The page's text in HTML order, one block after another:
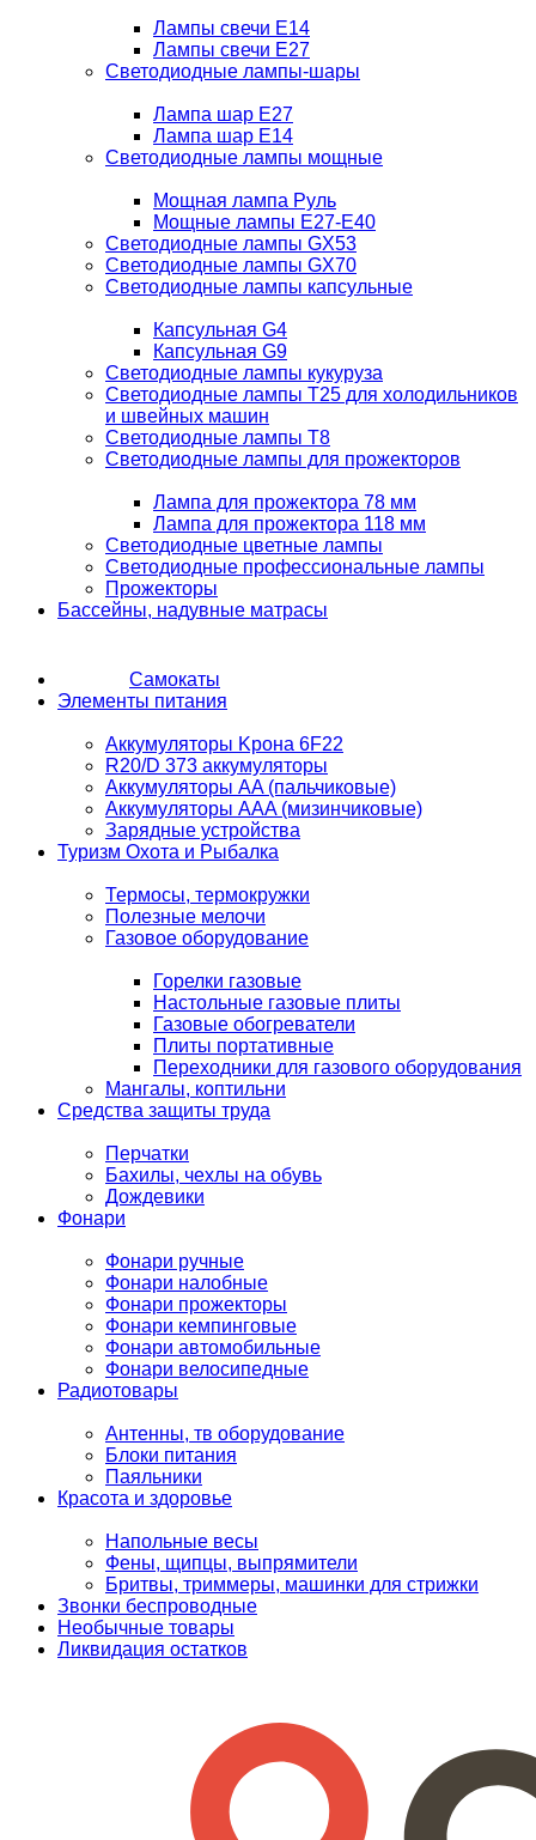
Лампы свечи Е14
Лампы свечи Е27
Светодиодные лампы-шары
Лампа шар E27
Лампа шар Е14
Светодиодные лампы мощные
Мощная лампа Руль
Мощные лампы E27-E40
Светодиодные лампы GX53
Светодиодные лампы GX70
Светодиодные лампы капсульные
Капсульная G4
Капсульная G9
Светодиодные лампы кукуруза
Светодиодные лампы T25 для холодильников
и швейных машин
Светодиодные лампы T8
Светодиодные лампы для прожекторов
Лампа для прожектора 78 мм
Лампа для прожектора 118 мм
Светодиодные цветные лампы
Светодиодные профессиональные лампы
Прожекторы
Бассейны, надувные матрасы
Самокаты
Элементы питания
Аккумуляторы Kрона 6F22
R20/D 373 аккумуляторы
Аккумуляторы AA (пальчиковые)
Аккумуляторы AAA (мизинчиковые)
Зарядные устройства
Туризм Охота и Рыбалка
Термосы, термокружки
Полезные мелочи
Газовое оборудование
Горелки газовые
Настольные газовые плиты
Газовые обогреватели
Плиты портативные
Переходники для газового оборудования
Мангалы, коптильни
Средства защиты труда
Перчатки
Бахилы, чехлы на обувь
Дождевики
Фонари
Фонари ручные
Фонари налобные
Фонари прожекторы
Фонари кемпинговые
Фонари автомобильные
Фонари велосипедные
Радиотовары
Антенны, тв оборудование
Блоки питания
Паяльники
Красота и здоровье
Напольные весы
Фены, щипцы, выпрямители
Бритвы, триммеры, машинки для стрижки
Звонки беспроводные
Необычные товары
Ликвидация остатков